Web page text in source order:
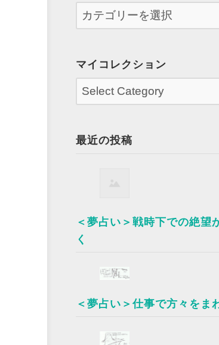
マイコレクション
最近の投稿
＜夢占い＞戦時下での絶望
く
＜夢占い＞仕事で方々をま